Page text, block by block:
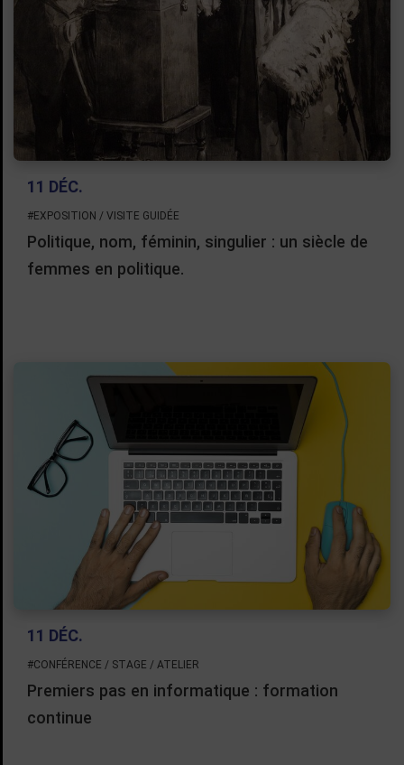
11 DÉC.
#EXPOSITION / VISITE GUIDÉE
Politique, nom, féminin, singulier : un siècle de
femmes en politique.
11 DÉC.
#CONFÉRENCE / STAGE / ATELIER
Premiers pas en informatique : formation
continue